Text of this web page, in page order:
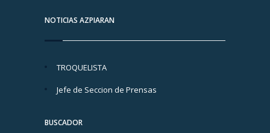
NOTICIAS AZPIARAN
TROQUELISTA
Jefe de Seccion de Prensas
BUSCADOR